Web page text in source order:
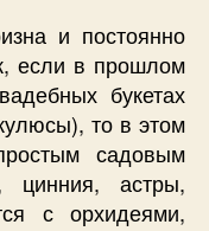
и постоянно
если в прошлом
букетах
то в этом
садовым
цинния, астры,
с орхидеями,